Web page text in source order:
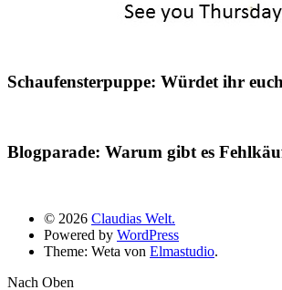
Schaufensterpuppe: Würdet ihr
Blogparade: Warum gibt es
© 2026 Claudias Welt.
Powered by WordPress
Theme: Weta von Elmastudio.
Nach Oben